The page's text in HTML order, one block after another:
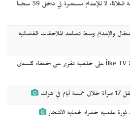
والإعدام وسط تصاعد الملاحقات القضائية
تحقيق مع مراسلة قناة Îlke TV على خلفية تقرير عن اختفاء كلستان
علمية خضراء لحماية الأشجار